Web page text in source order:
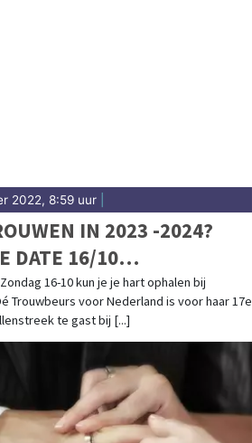
2022, 8:59 uur
IN 2023 -2024?
DATE 16/10
IN
Zondag 16-10 kun je je hart ophalen bij
Trouwbeurs voor Nederland is voor haar 17e
te gast bij [...]